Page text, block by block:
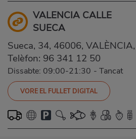
VALENCIA CALLE
SUECA
Sueca, 34, 46006,
Telèfon: 96 341 12 50
Dissabte: 09:00-21:30 - Tancat
VORE EL FULLET DIGITAL